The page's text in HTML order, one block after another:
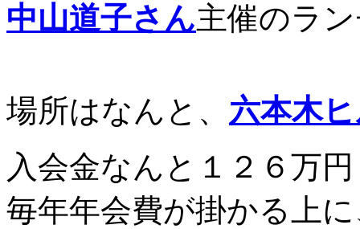
中山道子さん主催のラ
場所はなんと、 六本木
入会金なんと１２６万
毎年年会費が掛かる上